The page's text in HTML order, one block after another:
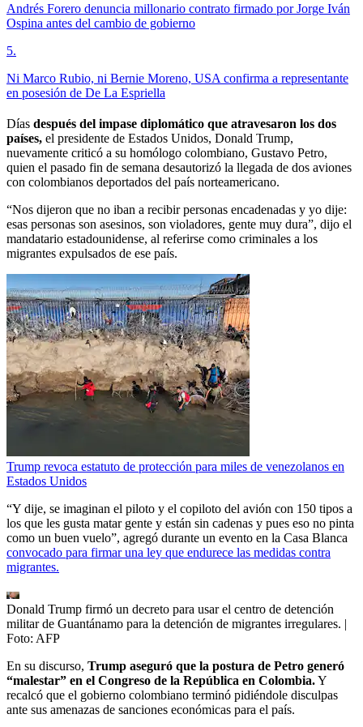
Andrés Forero denuncia millonario contrato firmado por Jorge Iván
Ospina antes del cambio de gobierno
5.
Ni Marco Rubio, ni Bernie Moreno, USA confirma a representante
en posesión de De La Espriella
Días después del impase diplomático que atravesaron los dos
países, el presidente de Estados Unidos, Donald Trump,
nuevamente criticó a su homólogo colombiano, Gustavo Petro,
quien el pasado fin de semana desautorizó la llegada de dos aviones
con colombianos deportados del país norteamericano.
“Nos dijeron que no iban a recibir personas encadenadas y yo dije:
esas personas son asesinos, son violadores, gente muy dura”, dijo el
mandatario estadounidense, al referirse como criminales a los
migrantes expulsados de ese país.
Trump revoca estatuto de protección para miles de venezolanos en
Estados Unidos
“Y dije, se imaginan el piloto y el copiloto del avión con 150 tipos a
los que les gusta matar gente y están sin cadenas y pues eso no pinta
como un buen vuelo”, agregó durante un evento en la Casa Blanca
convocado para firmar una ley que endurece las medidas contra
migrantes.
Donald Trump firmó un decreto para usar el centro de detención
militar de Guantánamo para la detención de migrantes irregulares. |
Foto: AFP
En su discurso, Trump aseguró que la postura de Petro generó
“malestar” en el Congreso de la República en Colombia.Y
recalcó que el gobierno colombiano terminó pidiéndole disculpas
ante sus amenazas de sanciones económicas para el país.